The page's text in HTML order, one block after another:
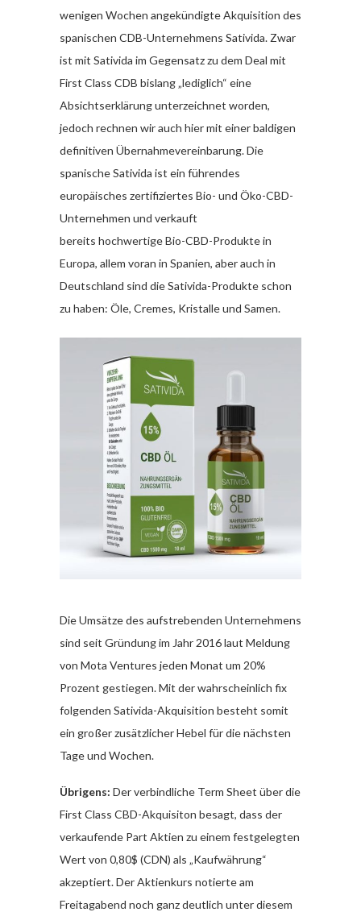
wenigen Wochen angekündigte Akquisition des
spanischen CDB-Unternehmens Sativida. Zwar
ist mit Sativida im Gegensatz zu dem Deal mit
First Class CDB bislang „lediglich“ eine
Absichtserklärung unterzeichnet worden,
jedoch rechnen wir auch hier mit einer baldigen
definitiven Übernahmevereinbarung. Die
spanische Sativida ist ein führendes
europäisches zertifiziertes Bio- und Öko-CBD-
Unternehmen und verkauft
bereits hochwertige Bio-CBD-Produkte in
Europa, allem voran in Spanien, aber auch in
Deutschland sind die Sativida-Produkte schon
zu haben: Öle, Cremes, Kristalle und Samen.
Die Umsätze des aufstrebenden Unternehmens
sind seit Gründung im Jahr 2016 laut Meldung
von Mota Ventures jeden Monat um 20%
Prozent gestiegen. Mit der wahrscheinlich fix
folgenden Sativida-Akquisition besteht somit
ein großer zusätzlicher Hebel für die nächsten
Tage und Wochen.
Übrigens: Der verbindliche Term Sheet über die
First Class CBD-Akquisiton besagt, dass der
verkaufende Part Aktien zu einem festgelegten
Wert von 0,80$ (CDN) als „Kaufwährung“
akzeptiert. Der Aktienkurs notierte am
Freitagabend noch ganz deutlich unter diesem